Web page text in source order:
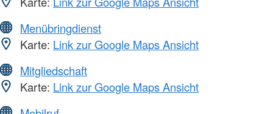
Menübringdienst
Karte: Link zur Google Maps Ansicht
Mitgliedschaft
Karte: Link zur Google Maps Ansicht